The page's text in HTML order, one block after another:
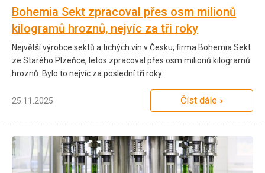
Bohemia Sekt zpracoval přes osm milionů
kilogramů hroznů, nejvíc za tři roky
Největší výrobce sektů a tichých vín v Česku, firma Bohemia Sekt
ze Starého Plzeňce, letos zpracoval přes osm milionů kilogramů
hroznů. Bylo to nejvíc za poslední tři roky.
25.11.2025 Číst dále